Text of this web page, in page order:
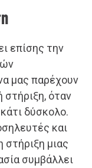
επίσης την
μας παρέχουν
στήριξη, όταν
δύσκολο.
και
στήριξη μιας
συμβάλλει